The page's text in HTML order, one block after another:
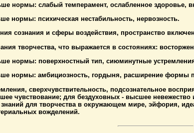
нормы: слабый темперамент, ослабленное здоровье,
нормы: психическая нестабильность, нервозность.
сознания и сферы воздействия, пространство
творчества, что выражается в состояниях:
нормы: поверхностный тип, сиюминутные
нормы: амбициозность, гордыня, расширение формы
сверхчувствительность, подсознательное
чувствование; для бездуховных - высшее невежество
для творчества в окружающем мире, эйфория,
вожделений.